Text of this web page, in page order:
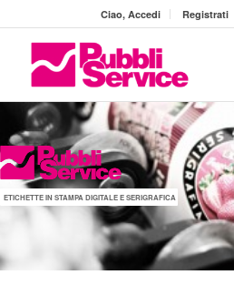
Ciao, Accedi Registrati
ETICHETTE IN STAMPA DIGITALE E SERIGRAFICA